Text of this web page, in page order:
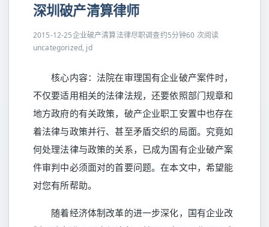
深圳破产清算律师
2015-12-25企业破产清算法律尽职调查约5分钟60 次阅读
uncategorized, jd
核心内容：法院在审理国有企业破产案件时，
不仅要适用相关的法律法规，还要依照部门规章和
地方政府的有关政策，破产企业职工安置中也存在
着法律与政策并行、甚至矛盾交织的局面。究竟如
何处理法律与政策的关系，已成为国有企业破产案
件审判中必须面对的首要问题。在本文中，希望能
对您有所帮助。
随着经济体制改革的进一步深化，国有企业改